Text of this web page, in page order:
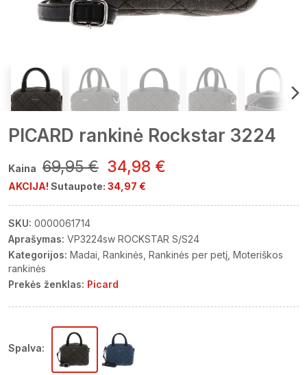
PICARD rankinė Rockstar 3224
Kaina 69,95 € 34,98 €
AKCIJA! Sutaupote: 34,97 €
SKU: 0000061714
Aprašymas: VP3224sw ROCKSTAR S/S24
Kategorijos: Madai Rankinės Rankinės per petį Moteriškos
rankinės
Prekės ženklas: Picard
Spalva: